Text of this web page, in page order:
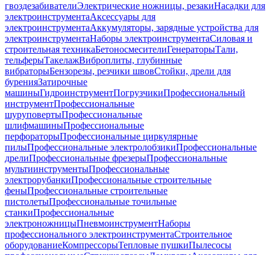
гвоздезабивателиЭлектрические ножницы, резакиНасадки для
электроинструментаАксессуары для
электроинструментаАккумуляторы, зарядные устройства для
электроинструментаНаборы электроинструментаСиловая и
строительная техникаБетоносмесителиГенераторыТали,
тельферыТакелажВиброплиты, глубинные
вибраторыБензорезы, резчики швовСтойки, дрели для
буренияЗатирочные
машиныГидроинструментПогрузчикиПрофессиональный
инструментПрофессиональные
шуруповертыПрофессиональные
шлифмашиныПрофессиональные
перфораторыПрофессиональные циркулярные
пилыПрофессиональные электролобзикиПрофессиональные
дрелиПрофессиональные фрезерыПрофессиональные
мультиинструментыПрофессиональные
электрорубанкиПрофессиональные строительные
феныПрофессиональные строительные
пистолетыПрофессиональные точильные
станкиПрофессиональные
электроножницыПневмоинструментНаборы
профессионального электроинструментаСтроительное
оборудованиеКомпрессорыТепловые пушкиПылесосы